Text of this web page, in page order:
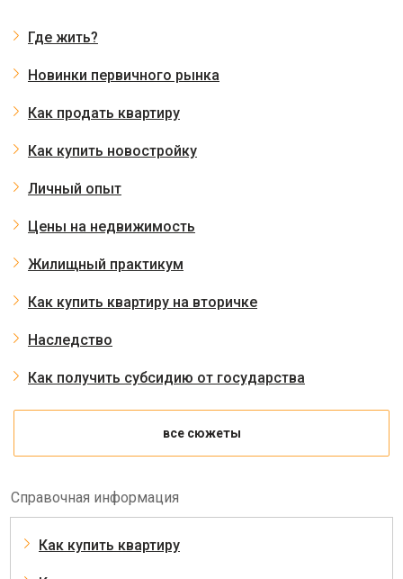
Где жить?
Новинки первичного рынка
Как продать квартиру
Как купить новостройку
Личный опыт
Цены на недвижимость
Жилищный практикум
Как купить квартиру на вторичке
Наследство
Как получить субсидию от государства
все сюжеты
Справочная информация
Как купить квартиру